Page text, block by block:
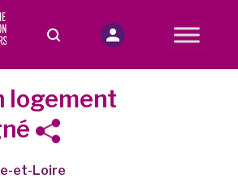
logement
et-Loire